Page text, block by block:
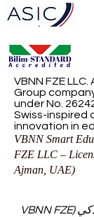
VBNN FZE
Group
under No.
Swiss-inspired
innovation in
VBNN Smart
FZE LLC –
Ajman, UAE)
مجموعة VBNN للتعليم الذكي (VBNN FZE